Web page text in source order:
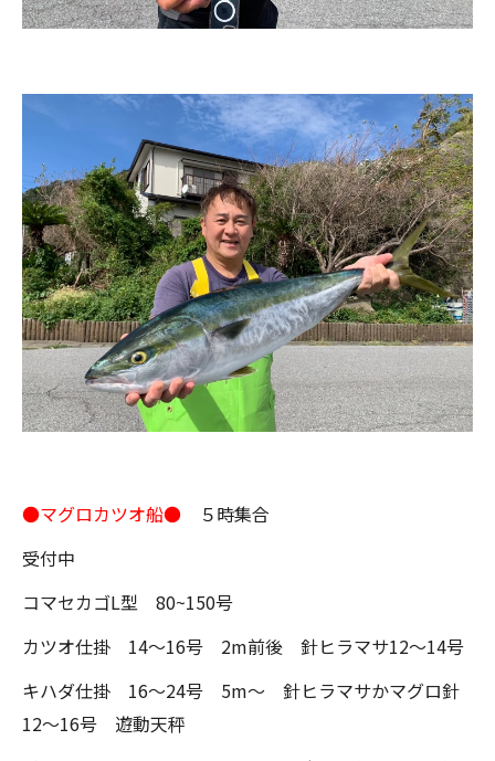
●マグロカツオ船● ５時集合
受付中
コマセカゴL型 80~150号
カツオ仕掛 14～16号 2m前後 針ヒラマサ12～14号
キハダ仕掛 16～24号 5m～ 針ヒラマサかマグロ針
12～16号 遊動天秤